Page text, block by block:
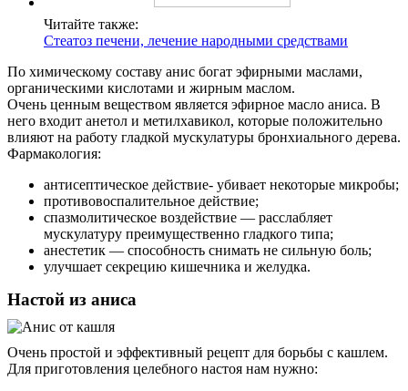
Читайте также:
Стеатоз печени, лечение народными средствами
По химическому составу анис богат эфирными маслами,
органическими кислотами и жирным маслом.
Очень ценным веществом является эфирное масло аниса. В
него входит анетол и метилхавикол, которые положительно
влияют на работу гладкой мускулатуры бронхиального дерева.
Фармакология:
антисептическое действие- убивает некоторые микробы;
противовоспалительное действие;
спазмолитическое воздействие — расслабляет
мускулатуру преимущественно гладкого типа;
анестетик — способность снимать не сильную боль;
улучшает секрецию кишечника и желудка.
Настой из аниса
Очень простой и эффективный рецепт для борьбы с кашлем.
Для приготовления целебного настоя нам нужно: